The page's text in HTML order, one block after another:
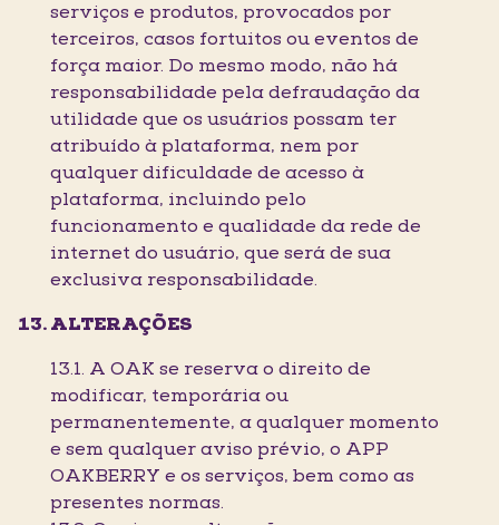
serviços e produtos, provocados por
terceiros, casos fortuitos ou eventos de
força maior. Do mesmo modo, não há
responsabilidade pela defraudação da
utilidade que os usuários possam ter
atribuído à plataforma, nem por
qualquer dificuldade de acesso à
plataforma, incluindo pelo
funcionamento e qualidade da rede de
internet do usuário, que será de sua
exclusiva responsabilidade.
ALTERAÇÕES
13.1. A OAK se reserva o direito de
modificar, temporária ou
permanentemente, a qualquer momento
e sem qualquer aviso prévio, o APP
OAKBERRY e os serviços, bem como as
presentes normas.